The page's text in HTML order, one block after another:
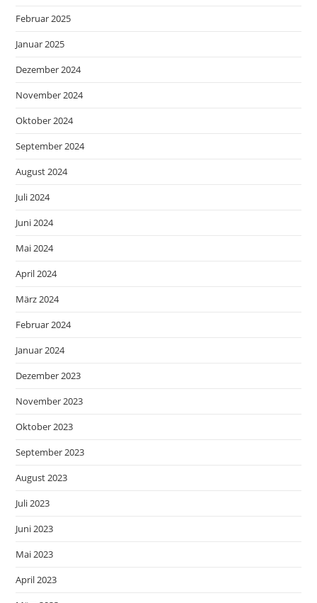
Februar 2025
Januar 2025
Dezember 2024
November 2024
Oktober 2024
September 2024
August 2024
Juli 2024
Juni 2024
Mai 2024
April 2024
März 2024
Februar 2024
Januar 2024
Dezember 2023
November 2023
Oktober 2023
September 2023
August 2023
Juli 2023
Juni 2023
Mai 2023
April 2023